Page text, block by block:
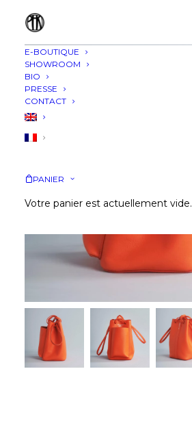
E-BOUTIQUE
SHOWROOM
BIO
PRESSE
CONTACT
PANIER
Votre panier est actuellement vide.